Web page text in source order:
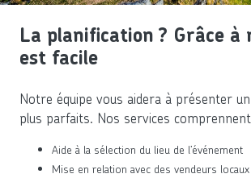
La planification ? Grâce à
est facile
Notre équipe vous aidera à présenter
plus parfaits. Nos services
Aide à la sélection du lieu de l’événement
Mise en relation avec des vendeurs locaux